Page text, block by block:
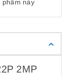
phẩm này
2MP